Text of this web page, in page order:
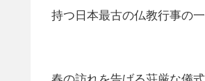
持つ日本最古の仏教行事の一